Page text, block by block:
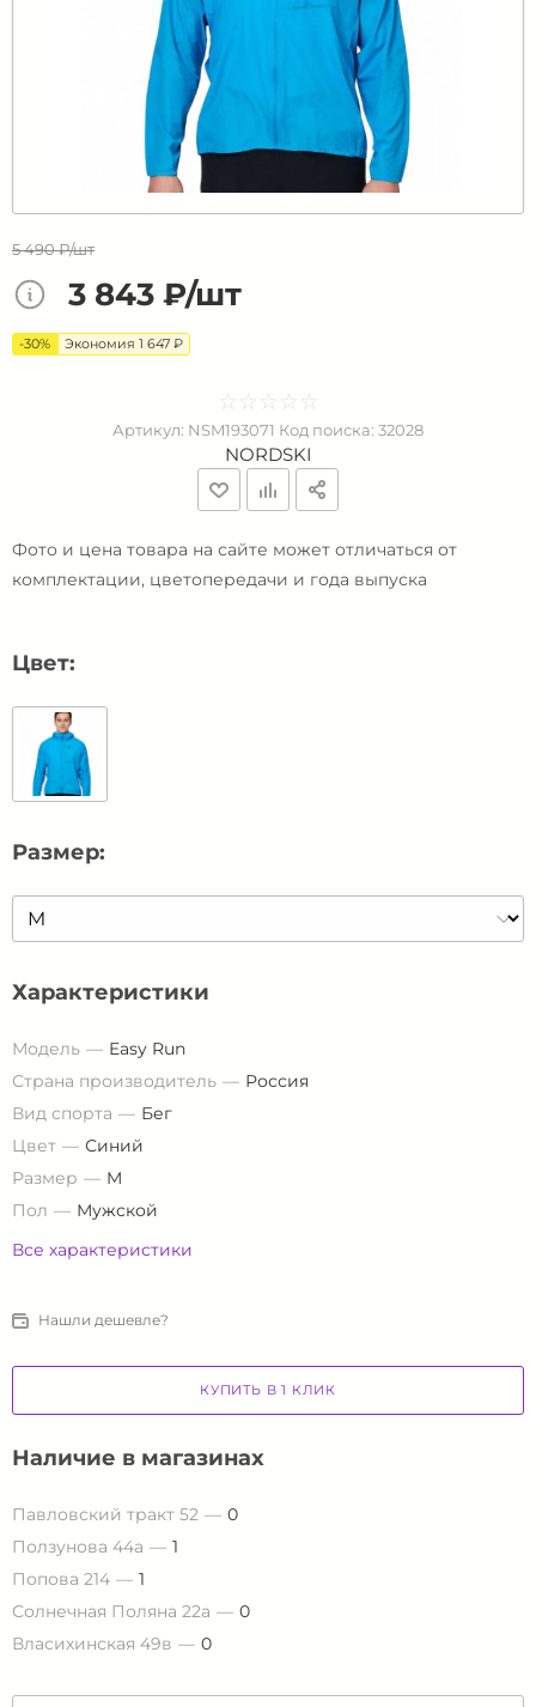
5 490 ₽/шт
3 843 ₽/шт
-30% Экономия 1 647 ₽
☆ ☆ ☆ ☆ ☆
★ ★ ★ ★ ★
Артикул: NSM193071 Код поиска: 32028
NORDSKI
Фото и цена товара на сайте может отличаться от
комплектации, цветопередачи и года выпуска
Цвет:
Размер:
Характеристики
Модель
Easy Run
Страна производитель
Россия
Вид спорта
Бег
Цвет
Синий
Размер
M
Пол
Мужской
Все характеристики
Нашли дешевле?
КУПИТЬ В 1 КЛИК
Наличие в магазинах
Павловский тракт 52
0
Ползунова 44а
1
Попова 214
1
Солнечная Поляна 22а
0
Власихинская 49в
0